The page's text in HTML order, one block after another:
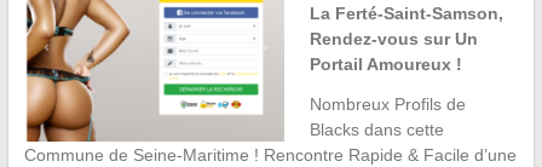
La Ferté-Saint-Samson,
Rendez-vous sur Un
Portail Amoureux !
Nombreux Profils de
Blacks dans cette
Commune de Seine-Maritime ! Rencontre Rapide & Facile d’une